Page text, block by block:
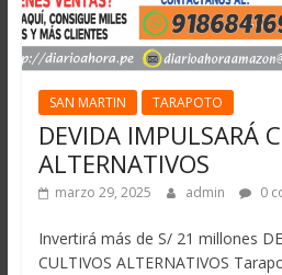
SAN MARTIN TARAPOTO
DEVIDA IMPULSARÁ
ALTERNATIVOS
marzo 29, 2025 admin 0
Invertirá más de S/ 21 millones
CULTIVOS ALTERNATIVOS